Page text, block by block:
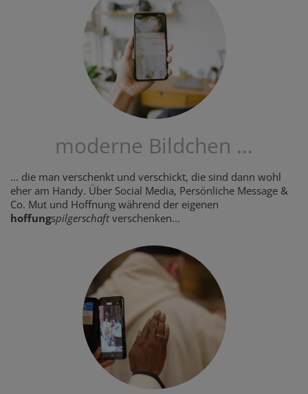
moderne Bildchen ...
... die man verschenkt und verschickt, die sind dann wohl
eher am Handy. Über Social Media, Persönliche Message &
Co. Mut und Hoffnung während der eigenen
hoffungspilgerschaftverschenken...